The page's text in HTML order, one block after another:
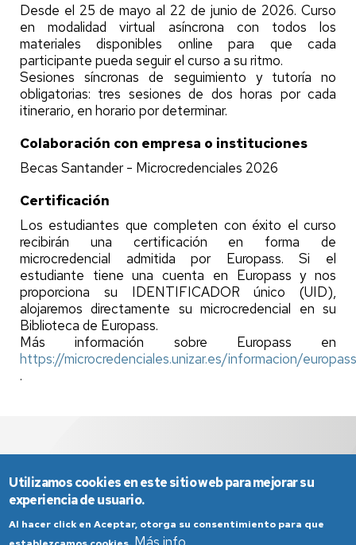
Desde el 25 de mayo al 22 de junio de 2026. Curso
en modalidad virtual asíncrona con todos los
materiales disponibles online para que cada
participante pueda seguir el curso a su ritmo.
Sesiones síncronas de seguimiento y tutoría no
obligatorias: tres sesiones de dos horas por cada
itinerario, en horario por determinar.
Colaboración con empresa o instituciones
Becas Santander - Microcredenciales 2026
Certificación
Los estudiantes que completen con éxito el curso
recibirán una certificación en forma de
microcredencial admitida por Europass. Si el
estudiante tiene una cuenta en Europass y nos
proporciona su IDENTIFICADOR único (UID),
alojaremos directamente su microcredencial en su
Biblioteca de Europass.
Más información sobre Europass en
https://microcredenciales.unizar.es/informacion/europass
.
Utilizamos cookies en este sitio web para mejorar su
experiencia de usuario.
Al hacer click en Aceptar, otorga su consentimiento para que